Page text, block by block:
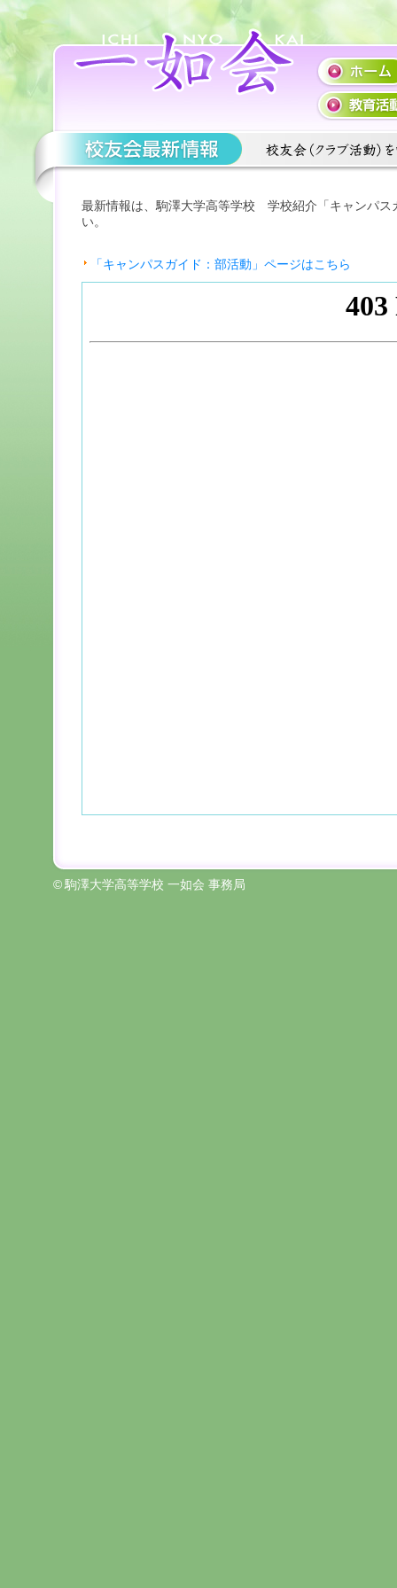
最新情報は、駒澤大学高等学校 学校紹介「キャンパス
い。
「キャンパスガイド：部活動」ページはこちら
©駒澤大学高等学校 一如会 事務局